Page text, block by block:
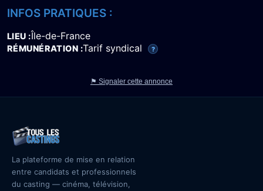
INFOS PRATIQUES :
LIEU Île-de-France
RÉMUNÉRATION Tarif syndical ?
⚑ Signaler cette annonce
La plateforme de mise en relation
entre candidats et professionnels
du casting — cinéma, télévision,